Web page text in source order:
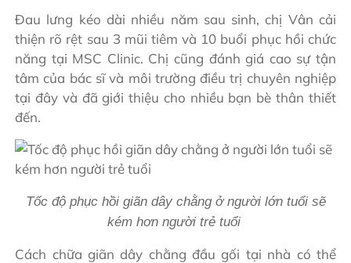
Đau lưng kéo dài nhiều năm sau sinh, chị Vân cải
thiện rõ rệt sau 3 mũi tiêm và 10 buổi phục hồi chức
năng tại MSC Clinic. Chị cũng đánh giá cao sự tận
tâm của bác sĩ và môi trường điều trị chuyên nghiệp
tại đây và đã giới thiệu cho nhiều bạn bè thân thiết
đến.
Tốc độ phục hồi giãn dây chằng ở người lớn tuổi sẽ
kém hơn người trẻ tuổi
Cách chữa giãn dây chằng đầu gối tại nhà có thể